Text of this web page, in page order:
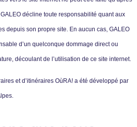
décline toute responsabilité quant aux
depuis son propre site. En aucun cas, GALEO
d’un quelconque dommage direct ou
découlant de l’utilisation de ce site internet.
et d’itinéraires OùRA! a été développé par